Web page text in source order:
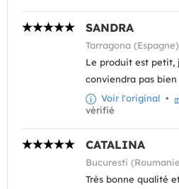
SANDRA
Tarragona
Le produit est petit,
conviendra pas bien
Voir l'original •
vérifié
CATALINA
Bucuresti
Très bonne qualité